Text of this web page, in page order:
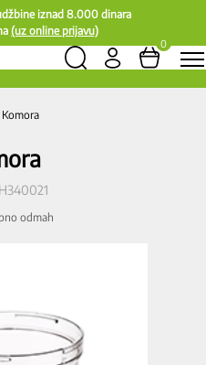
iznad 8.000 dinara
(uz online prijavu)
0